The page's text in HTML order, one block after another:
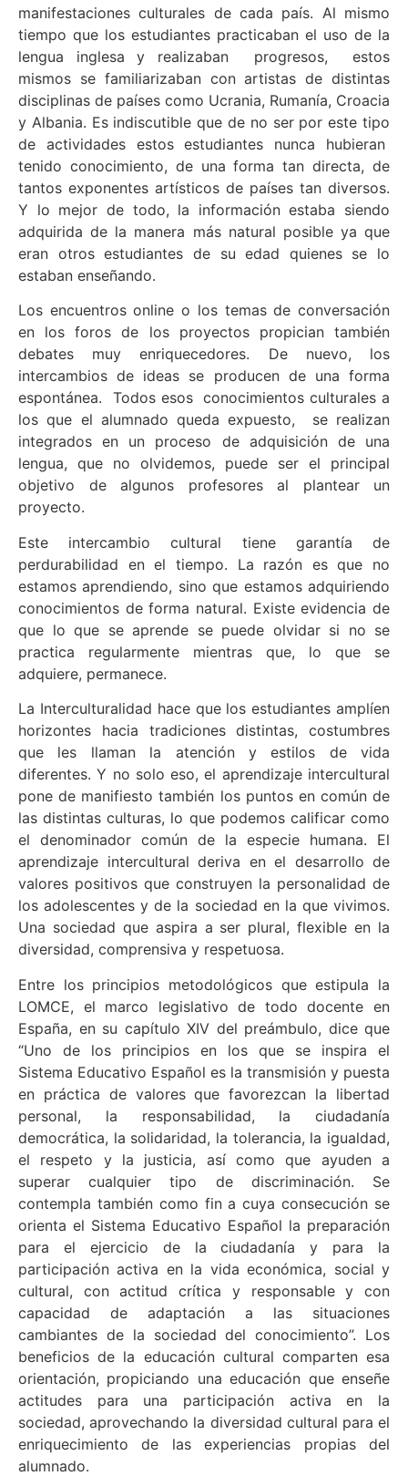
manifestaciones culturales de cada país. Al mismo
tiempo que los estudiantes practicaban el uso de la
lengua inglesa y realizaban progresos, estos
mismos se familiarizaban con artistas de distintas
disciplinas de países como Ucrania, Rumanía, Croacia
y Albania. Es indiscutible que de no ser por este tipo
de actividades estos estudiantes nunca hubieran
tenido conocimiento, de una forma tan directa, de
tantos exponentes artísticos de países tan diversos.
Y lo mejor de todo, la información estaba siendo
adquirida de la manera más natural posible ya que
eran otros estudiantes de su edad quienes se lo
estaban enseñando.
Los encuentros online o los temas de conversación
en los foros de los proyectos propician también
debates muy enriquecedores. De nuevo, los
intercambios de ideas se producen de una forma
espontánea. Todos esos conocimientos culturales a
los que el alumnado queda expuesto, se realizan
integrados en un proceso de adquisición de una
lengua, que no olvidemos, puede ser el principal
objetivo de algunos profesores al plantear un
proyecto.
Este intercambio cultural tiene garantía de
perdurabilidad en el tiempo. La razón es que no
estamos aprendiendo, sino que estamos adquiriendo
conocimientos de forma natural. Existe evidencia de
que lo que se aprende se puede olvidar si no se
practica regularmente mientras que, lo que se
adquiere, permanece.
La Interculturalidad hace que los estudiantes amplíen
horizontes hacia tradiciones distintas, costumbres
que les llaman la atención y estilos de vida
diferentes. Y no solo eso, el aprendizaje intercultural
pone de manifiesto también los puntos en común de
las distintas culturas, lo que podemos calificar como
el denominador común de la especie humana. El
aprendizaje intercultural deriva en el desarrollo de
valores positivos que construyen la personalidad de
los adolescentes y de la sociedad en la que vivimos.
Una sociedad que aspira a ser plural, flexible en la
diversidad, comprensiva y respetuosa.
Entre los principios metodológicos que estipula la
LOMCE, el marco legislativo de todo docente en
España, en su capítulo XIV del preámbulo, dice que
“Uno de los principios en los que se inspira el
Sistema Educativo Español es la transmisión y puesta
en práctica de valores que favorezcan la libertad
personal, la responsabilidad, la ciudadanía
democrática, la solidaridad, la tolerancia, la igualdad,
el respeto y la justicia, así como que ayuden a
superar cualquier tipo de discriminación. Se
contempla también como fin a cuya consecución se
orienta el Sistema Educativo Español la preparación
para el ejercicio de la ciudadanía y para la
participación activa en la vida económica, social y
cultural, con actitud crítica y responsable y con
capacidad de adaptación a las situaciones
cambiantes de la sociedad del conocimiento”. Los
beneficios de la educación cultural comparten esa
orientación, propiciando una educación que enseñe
actitudes para una participación activa en la
sociedad, aprovechando la diversidad cultural para el
enriquecimiento de las experiencias propias del
alumnado.